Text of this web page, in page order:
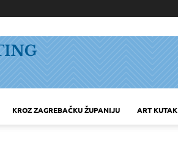
KROZ ZAGREBAČKU ŽUPANIJU ART KUTAK